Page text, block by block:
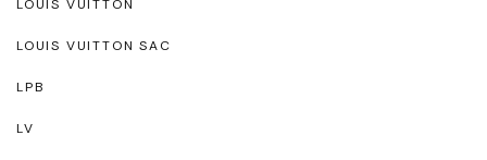
LOUIS VUITTON
LOUIS VUITTON SAC
LPB
LV